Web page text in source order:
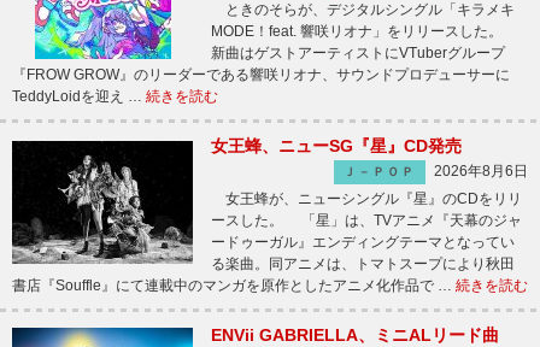
ときのそらが、デジタルシングル「キラメキ
MODE！feat. 響咲リオナ」をリリースした。
新曲はゲストアーティストにVTuberグループ
『FROW GROW』のリーダーである響咲リオナ、サウンドプロデューサーに
TeddyLoidを迎え … 続きを読む
女王蜂、ニューSG『星』CD発売
Ｊ－ＰＯＰ
2026年8月6日
女王蜂が、ニューシングル『星』のCDをリリ
ースした。 「星」は、TVアニメ『天幕のジャ
ードゥーガル』エンディングテーマとなってい
る楽曲。同アニメは、トマトスープにより秋田
書店『Souffle』にて連載中のマンガを原作としたアニメ化作品で … 続きを読む
ENVii GABRIELLA、ミニALリード曲